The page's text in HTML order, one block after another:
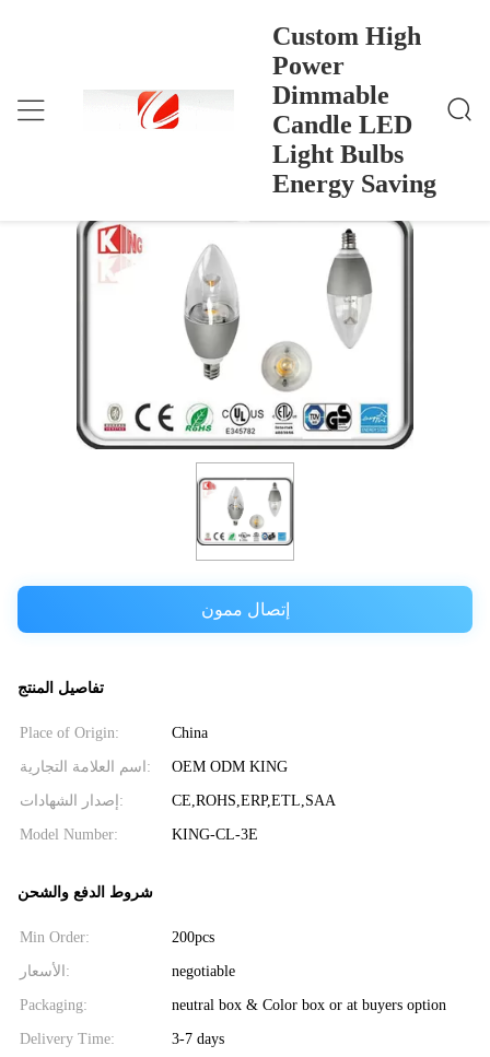
Custom High
Power
Dimmable
Candle LED
Light Bulbs
Energy Saving
منزل
Custom High Power Dimmable Candle LED Light B
Ulbs Energy Saving
Custom High Power Dimmable Candle
LED Light Bulbs Energy Saving
إتصال ممون
تفاصيل المنتج
Place of Origin: China
اسم العلامة التجارية: OEM ODM KING
إصدار الشهادات: CE,ROHS,ERP,ETL,SAA
Model Number: KING-CL-3E
شروط الدفع والشحن
Min Order: 200pcs
الأسعار: negotiable
Packaging: neutral box & Color box or at buyers option
Delivery Time: 3-7 days